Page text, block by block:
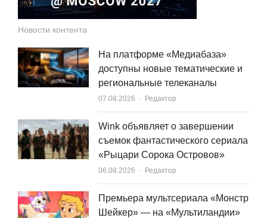
Новости контента
На платформе «Медиабаза»
доступны новые тематические и
региональные телеканалы
07.08.2026 Author
Редактор
Wink объявляет о завершении
съемок фантастического сериала
«Рыцари Сорока Островов»
06.08.2026 Author
Редактор
Премьера мультсериала «Монстр
Шейкер» — на «Мультиландии»